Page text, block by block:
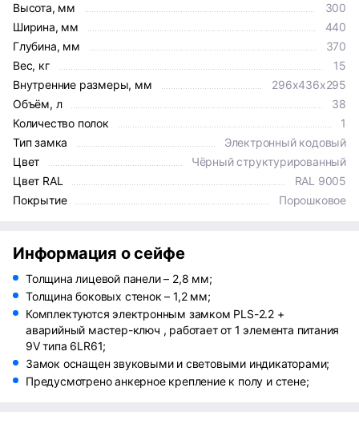
Высота, мм
300
Ширина, мм
440
Глубина, мм
370
Вес, кг
15
Внутренние размеры, мм
296x436x295
Объём, л
38
Количество полок
1
Тип замка
Электронный кодовый
Цвет
Чёрный структурированный
Цвет RAL
RAL 9005
Покрытие
Порошковое
Информация о сейфе
Толщина лицевой панели – 2,8 мм;
Толщина боковых стенок – 1,2 мм;
Комплектуются электронным замком PLS-2.2 +
аварийный мастер-ключ , работает от 1 элемента питания
9V типа 6LR61;
Замок оснащен звуковыми и световыми индикаторами;
Предусмотрено анкерное крепление к полу и стене;